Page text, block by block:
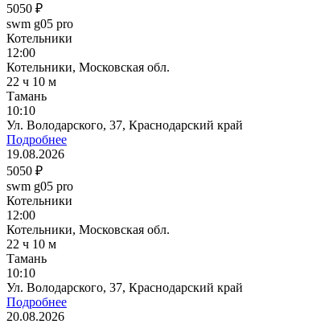
5050 ₽
swm g05 pro
Котельники
12:00
Котельники, Московская обл.
22 ч 10 м
Тамань
10:10
Ул. Володарского, 37, Краснодарский край
Подробнее
19.08.2026
5050 ₽
swm g05 pro
Котельники
12:00
Котельники, Московская обл.
22 ч 10 м
Тамань
10:10
Ул. Володарского, 37, Краснодарский край
Подробнее
20.08.2026